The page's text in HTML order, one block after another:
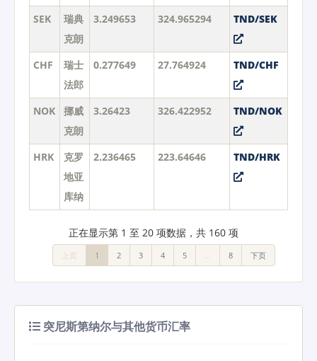
SEK
瑞典
克朗
3.249653 324.965294 TND/SEK
CHF
瑞士
法郎
0.277649 27.764924 TND/CHF
NOK
挪威
克朗
3.26423 326.422952 TND/NOK
HRK
克罗
地亚
库纳
2.236465 223.64646 TND/HRK
正在显示第 1 至 20 项数据，共 160 项
上页 1 2 3 4 5 8 下页
突尼斯第纳尔与其他货币汇率